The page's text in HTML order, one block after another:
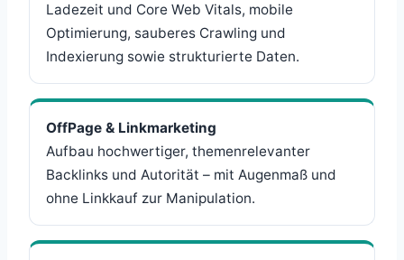
Ladezeit und Core Web Vitals, mobile
Optimierung, sauberes Crawling und
Indexierung sowie strukturierte Daten.
OffPage & Linkmarketing
Aufbau hochwertiger, themenrelevanter
Backlinks und Autorität – mit Augenmaß und
ohne Linkkauf zur Manipulation.